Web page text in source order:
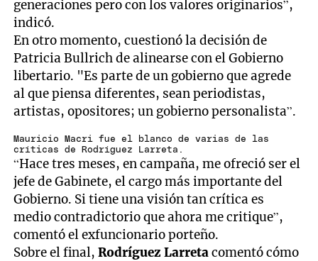
generaciones pero con los valores originarios”,
indicó.
En otro momento, cuestionó la decisión de
Patricia Bullrich de alinearse con el Gobierno
libertario. "Es parte de un gobierno que agrede
al que piensa diferentes, sean periodistas,
artistas, opositores; un gobierno personalista”.
Mauricio Macri fue el blanco de varias de las
críticas de Rodríguez Larreta.
“Hace tres meses, en campaña, me ofreció ser el
jefe de Gabinete, el cargo más importante del
Gobierno. Si tiene una visión tan crítica es
medio contradictorio que ahora me critique”,
comentó el exfuncionario porteño.
Sobre el final,Rodríguez Larretacomentó cómo